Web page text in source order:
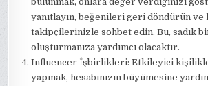
yanıtlayın, beğenileri geri döndürün ve
takipçilerinizle sohbet edin. Bu, sadık
oluşturmanıza yardımcı olacaktır.
Influencer İşbirlikleri: Etkileyici
yapmak, hesabınızın büyümesine